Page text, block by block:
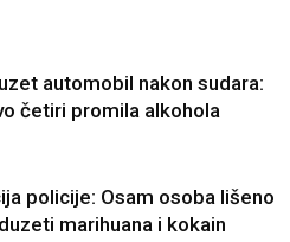
automobil nakon sudara:
četiri promila alkohola
policije: Osam osoba lišeno
marihuana i kokain